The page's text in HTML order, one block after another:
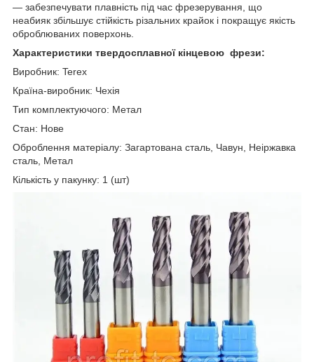
— забезпечувати плавність під час фрезерування, що
неабияк збільшує стійкість різальних крайок і покращує якість
оброблюваних поверхонь.
Характеристики твердосплавної кінцевою фрези:
Виробник: Terex
Країна-виробник: Чехія
Тип комплектуючого: Метал
Стан: Нове
Оброблення матеріалу: Загартована сталь, Чавун, Неіржавка
сталь, Метал
Кількість у пакунку: 1 (шт)